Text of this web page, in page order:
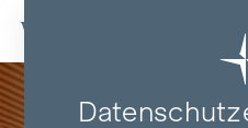
Zum Inhalt springen
Zurück